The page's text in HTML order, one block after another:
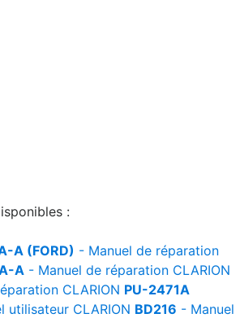
:
A (FORD) - Manuel de réparation
A - Manuel de réparation CLARION
CLARION PU-2471A
utilisateur CLARION BD216 - Manuel